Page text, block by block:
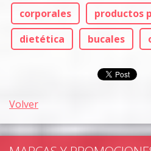
corporales
productos
dietética
bucales
Volver